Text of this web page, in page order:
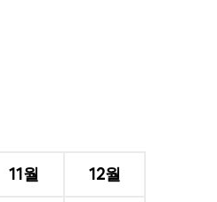
11월 12월